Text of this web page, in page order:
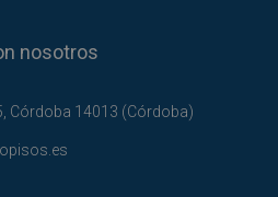
nosotros
Córdoba 14013 (Córdoba)